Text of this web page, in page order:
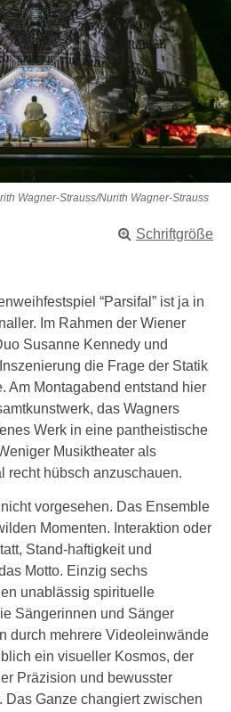
Wagner-Strauss/Nurith Wagner-Strauss
Schriftgröße
“Parsifal” ist ja in
Im Rahmen der Wiener
Susanne Kennedy und
die Frage der Statik
Am Montagabend entstand hier
das Wagners
Werk in eine pantheistische
Musiktheater als
recht hübsch anzuschauen.
vorgesehen. Das Ensemble
Momenten. Interaktion oder
Stand-haftigkeit und
Motto. Einzig sechs
unablässig spirituelle
Sängerinnen und Sänger
durch mehrere Videoleinwände
ein visueller Kosmos, der
Präzision und bewusster
Das Ganze changiert zwischen